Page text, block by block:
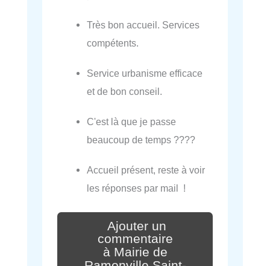
Très bon accueil. Services
compétents.
Service urbanisme efficace
et de bon conseil.
C'est là que je passe
beaucoup de temps ????
Accueil présent, reste à voir
les réponses par mail !
Ajouter un
commentaire
à Mairie de